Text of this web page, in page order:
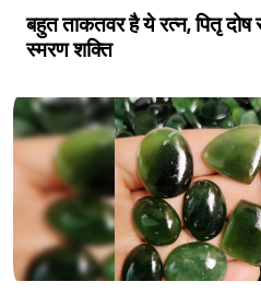
बहुत ताकतवर है ये रत्न, पितृ दोष
स्मरण शक्ति